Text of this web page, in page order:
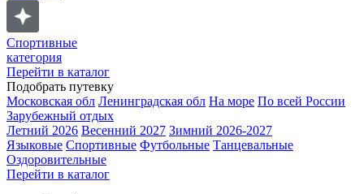
Спортивные
категория
Перейти в каталог
Подобрать путевку
Московская обл Ленинградская обл На море По всей России
Зарубежный отдых
Летний 2026 Весенний 2027 Зимний 2026-2027
Языковые Спортивные Футбольные Танцевальные
Оздоровительные
Перейти в каталог